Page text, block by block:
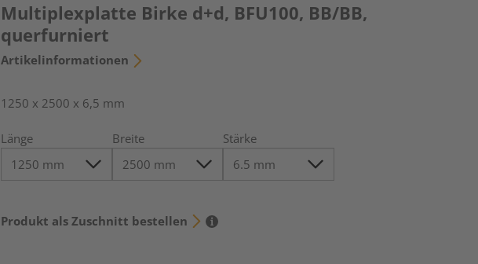
Multiplexplatte Birke d+d, BFU100, BB/BB,
querfurniert
Artikelinformationen
1250 x 2500 x 6,5 mm
Länge Breite Stärke
Produkt als Zuschnitt bestellen